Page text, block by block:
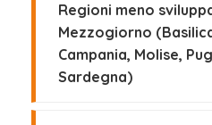
Regioni meno
Mezzogiorno
Campania, Molise,
Sardegna)